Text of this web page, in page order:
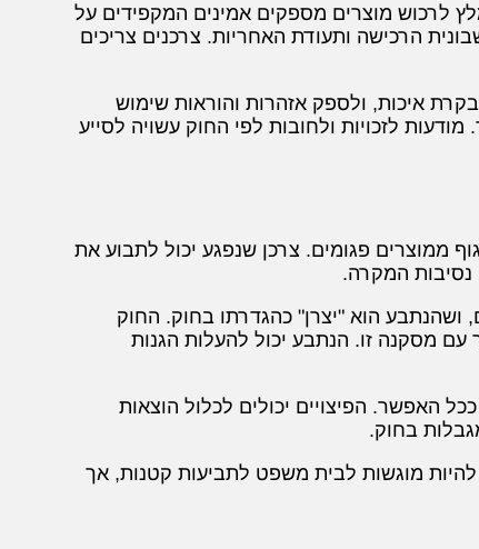
לרכוש מוצרים מספקים אמינים המקפידים על
הרכישה ותעודת האחריות. צרכנים צריכים
בקרת איכות, ולספק אזהרות והוראות שימוש
לזכויות ולחובות לפי החוק עשויה לסייע
ממוצרים פגומים. צרכן שנפגע יכול לתבוע את
נסיבות המקרה.
ושהנתבע הוא "יצרן" כהגדרתו בחוק. החוק
מסקנה זו. הנתבע יכול להעלות הגנות
האפשר. הפיצויים יכולים לכלול הוצאות
בחוק.
מוגשות לבית משפט לתביעות קטנות, אך